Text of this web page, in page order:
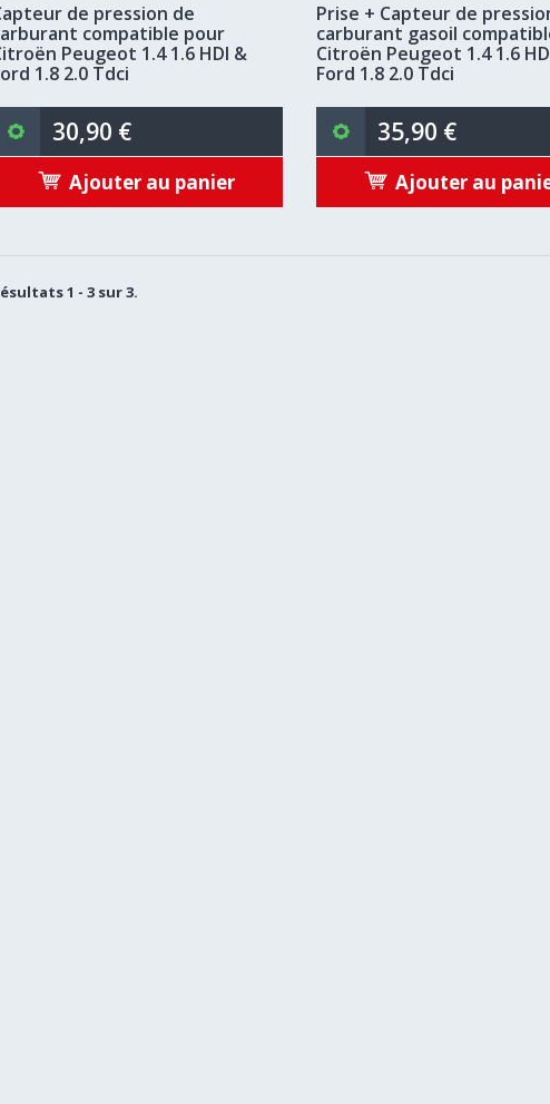
de pression de
compatible pour
Peugeot 1.4 1.6 HDI &
1.8 2.0 Tdci
30,90 €
Ajouter au panier
Prise + Capteur de
carburant gasoil
Citroën Peugeot 1.4 1.6
Ford 1.8 2.0 Tdci
35,90 €
Ajouter au
1 - 3 sur 3.